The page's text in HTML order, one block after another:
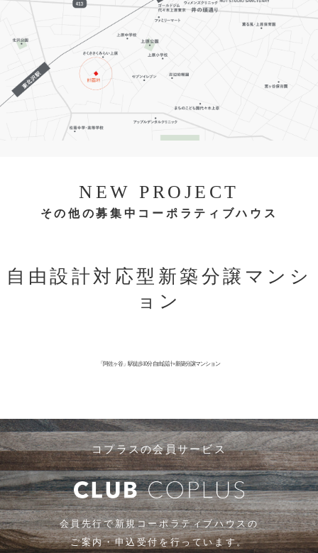
NEW PROJECT
その他の募集中コーポラティブハウス
自由設計対応型新築分譲マンシ
ョン
「阿佐ヶ谷」駅徒歩10分 自由設計×新築分譲マンション
コプラスの会員サービス
会員先行で新規コーポラティブハウスの
ご案内・申込受付を行っています。